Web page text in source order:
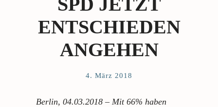
ENTSCHIEDEN
ANGEHEN
4. März 2018
Berlin, 04.03.2018 – Mit 66% haben